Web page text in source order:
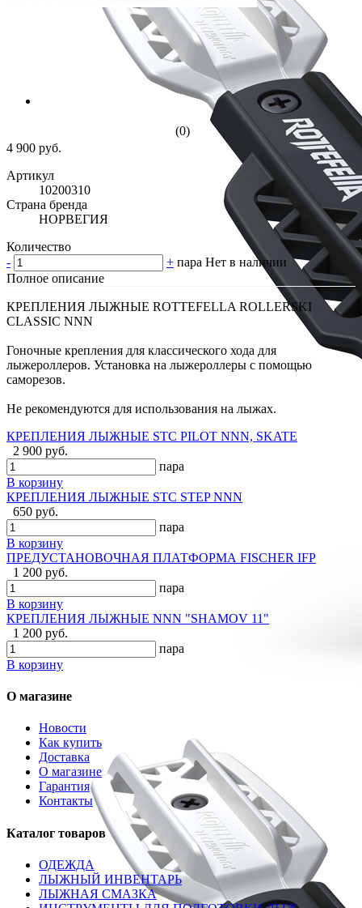
(0)
4 900 руб.
Артикул
10200310
Страна бренда
НОРВЕГИЯ
Количество
-
+ пара Нет в наличии
Полное описание
КРЕПЛЕНИЯ ЛЫЖНЫЕ ROTTEFELLA ROLLERSKI
CLASSIC NNN
Гоночные крепления для классического хода для
лыжероллеров. Установка на лыжероллеры с помощью
саморезов.
Не рекомендуются для использования на лыжах.
КРЕПЛЕНИЯ ЛЫЖНЫЕ STC PILOT NNN, SKATE
2 900 руб.
пара
В корзину
КРЕПЛЕНИЯ ЛЫЖНЫЕ STC STEP NNN
650 руб.
пара
В корзину
ПРЕДУСТАНОВОЧНАЯ ПЛАТФОРМА FISCHER IFP
1 200 руб.
пара
В корзину
КРЕПЛЕНИЯ ЛЫЖНЫЕ NNN "SHAMOV 11"
1 200 руб.
пара
В корзину
О магазине
Новости
Как купить
Доставка
О магазине
Гарантия
Контакты
Каталог товаров
ОДЕЖДА
ЛЫЖНЫЙ ИНВЕНТАРЬ
ЛЫЖНАЯ СМАЗКА